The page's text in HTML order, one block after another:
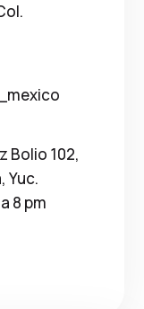
Bolio 102,
Yuc.
8 pm